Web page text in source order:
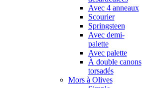
Avec 4 anneaux
Scourier
Springsteen
Avec demi-
palette
Avec palette
À double canons
torsadés
Mors à Olives